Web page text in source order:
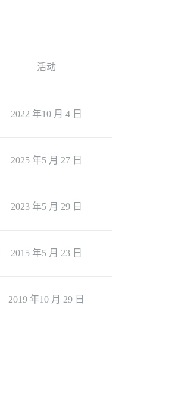
活动
2022 年10 月 4 日
2025 年5 月 27 日
2023 年5 月 29 日
2015 年5 月 23 日
2019 年10 月 29 日